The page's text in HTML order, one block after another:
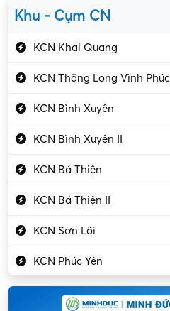
Kỹ sư cơ khí
Kỹ sư điện
Kỹ thuật cao
Kỹ thuật mạng – IT
Làm bán thời gian
Lao động phổ thông
Lập trình – Phát triển
Luật – Công chứng
Marketing – PR
Mỹ phẩm – Trang sức
Khu - Cụm CN
KCN Khai Quang
KCN Thăng Long Vĩnh Phúc
KCN Bình Xuyên
KCN Bình Xuyên II
KCN Bá Thiện
KCN Bá Thiện II
KCN Sơn Lôi
KCN Phúc Yên
Khu CN Đồng Sóc